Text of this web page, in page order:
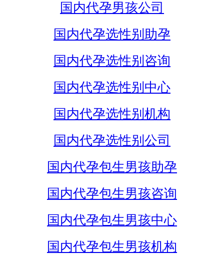
国内代孕男孩公司
国内代孕选性别助孕
国内代孕选性别咨询
国内代孕选性别中心
国内代孕选性别机构
国内代孕选性别公司
国内代孕包生男孩助孕
国内代孕包生男孩咨询
国内代孕包生男孩中心
国内代孕包生男孩机构